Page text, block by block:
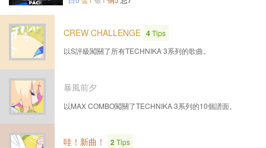
CREW CHALLENGE 4Tips
以S評級闖關了所有TECHNIKA 3系列的歌曲。
暴風前夕
以MAX COMBO闖關了TECHNIKA 3系列的10個譜面。
哇！新曲！ 2Tips